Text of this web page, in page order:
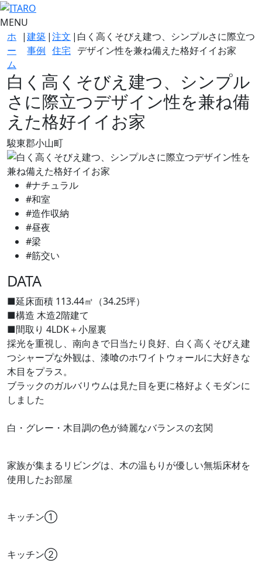
MENU
ホ
ー
ム
|建築
事例
|注文
住宅
| 白く高くそびえ建つ、シンプルさに際立つ
デザイン性を兼ね備えた格好イイお家
白く高くそびえ建つ、シンプル
さに際立つデザイン性を兼ね備
えた格好イイお家
駿東郡小山町
#ナチュラル
#和室
#造作収納
#昼夜
#梁
#筋交い
DATA
■延床面積 113.44㎡（34.25坪）
■構造 木造2階建て
■間取り 4LDK＋小屋裏
採光を重視し、南向きで日当たり良好、白く高くそびえ建
つシャープな外観は、漆喰のホワイトウォールに大好きな
木目をプラス。
ブラックのガルバリウムは見た目を更に格好よくモダンに
しました
白・グレー・木目調の色が綺麗なバランスの玄関
家族が集まるリビングは、木の温もりが優しい無垢床材を
使用したお部屋
キッチン➀
キッチン②